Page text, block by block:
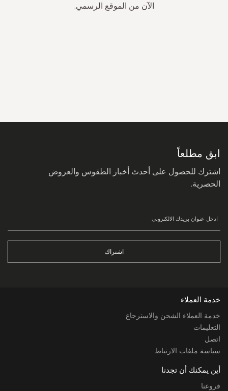
الآن من الموقع الرسمي.
ابق مطلعاً
اشترك للحصول على أحدث أخبار الطقوس والعروض
الحصرية.
اشتراك
خدمة العملاء
خدمة العملاء الشحن والاسترجاع
التعليمات
اتصل
سياسة ملفات الارتباط
أين يمكنك أن تجدنا
فروعنا